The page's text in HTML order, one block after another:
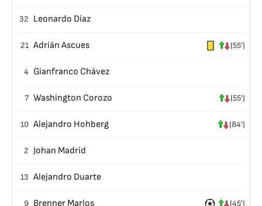
32 Leonardo Díaz
21 Adrián Ascues (55')
4 Gianfranco Chávez
7 Washington Corozo (55')
10 Alejandro Hohberg (84')
2 Johan Madrid
13 Alejandro Duarte
9 Brenner Marlos (45')